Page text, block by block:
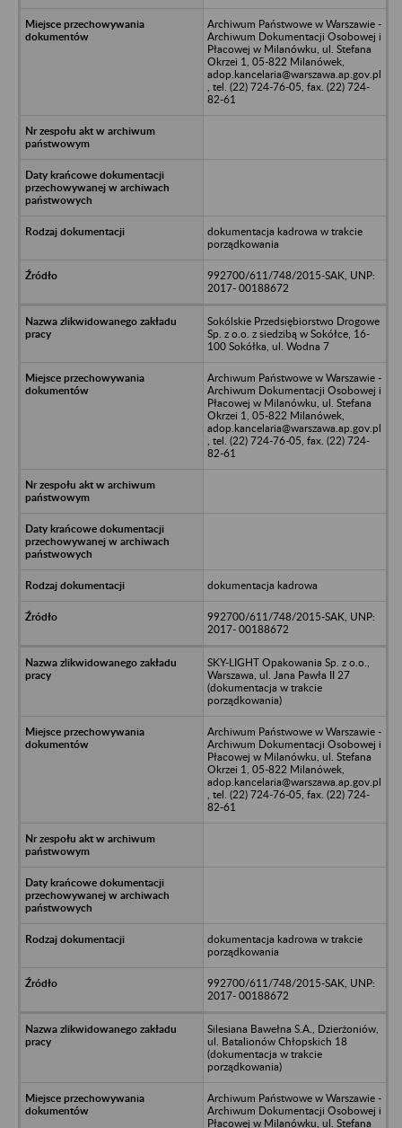
Archiwum Państwowe w Warszawie -
Archiwum Dokumentacji Osobowej i
Płacowej w Milanówku, ul. Stefana
Okrzei 1, 05-822 Milanówek,
adop.kancelaria@warszawa.ap.gov.pl
, tel. (22) 724-76-05, fax. (22) 724-
82-61
dokumentacja kadrowa w trakcie
porządkowania
992700/611/748/2015-SAK, UNP:
2017- 00188672
Sokólskie Przedsiębiorstwo Drogowe
Sp. z o.o. z siedzibą w Sokółce, 16-
100 Sokółka, ul. Wodna 7
Archiwum Państwowe w Warszawie -
Archiwum Dokumentacji Osobowej i
Płacowej w Milanówku, ul. Stefana
Okrzei 1, 05-822 Milanówek,
adop.kancelaria@warszawa.ap.gov.pl
, tel. (22) 724-76-05, fax. (22) 724-
82-61
dokumentacja kadrowa
992700/611/748/2015-SAK, UNP:
2017- 00188672
SKY-LIGHT Opakowania Sp. z o.o.,
Warszawa, ul. Jana Pawła II 27
(dokumentacja w trakcie
porządkowania)
Archiwum Państwowe w Warszawie -
Archiwum Dokumentacji Osobowej i
Płacowej w Milanówku, ul. Stefana
Okrzei 1, 05-822 Milanówek,
adop.kancelaria@warszawa.ap.gov.pl
, tel. (22) 724-76-05, fax. (22) 724-
82-61
dokumentacja kadrowa w trakcie
porządkowania
992700/611/748/2015-SAK, UNP:
2017- 00188672
Silesiana Bawełna S.A., Dzierżoniów,
ul. Batalionów Chłopskich 18
(dokumentacja w trakcie
porządkowania)
Archiwum Państwowe w Warszawie -
Archiwum Dokumentacji Osobowej i
Płacowej w Milanówku, ul. Stefana